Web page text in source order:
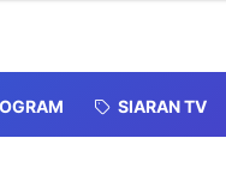
SIARAN TV